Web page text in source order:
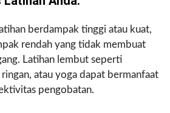
berdampak tinggi atau kuat,
rendah yang tidak membuat
Latihan lembut seperti
atau yoga dapat bermanfaat
pengobatan.